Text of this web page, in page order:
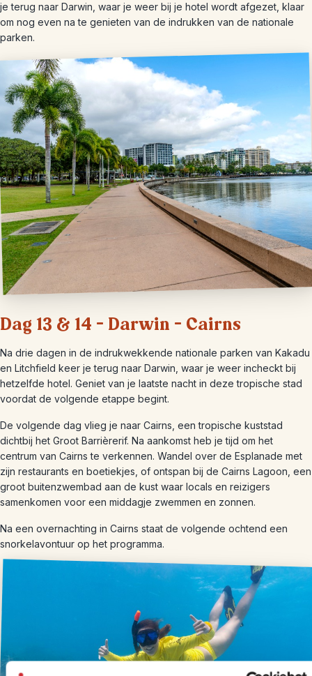
je terug naar Darwin, waar je weer bij je hotel wordt afgezet, klaar
om nog even na te genieten van de indrukken van de nationale
parken.
Dag 13 & 14 – Darwin – Cairns
Na drie dagen in de indrukwekkende nationale parken van Kakadu
en Litchfield keer je terug naar Darwin, waar je weer incheckt bij
hetzelfde hotel. Geniet van je laatste nacht in deze tropische stad
voordat de volgende etappe begint.
De volgende dag vlieg je naar Cairns, een tropische kuststad
dichtbij het Groot Barrièrerif. Na aankomst heb je tijd om het
centrum van Cairns te verkennen. Wandel over de Esplanade met
zijn restaurants en boetiekjes, of ontspan bij de Cairns Lagoon, een
groot buitenzwembad aan de kust waar locals en reizigers
samenkomen voor een middagje zwemmen en zonnen.
Na een overnachting in Cairns staat de volgende ochtend een
snorkelavontuur op het programma.